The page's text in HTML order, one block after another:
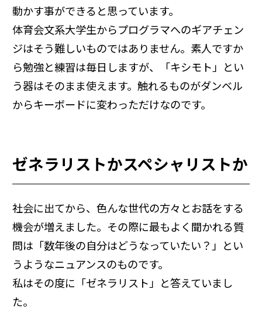
動かす事ができると思っています。
体育会文系大学生からプログラマへのギアチェン
ジはそう難しいものではありません。素人ですか
ら勉強と練習は毎日しますが、「キシモト」とい
う器はそのまま使えます。触れるものがダンベル
からキーボードに変わっただけなのです。
ゼネラリストかスペシャリストか
社会に出てから、色んな世代の方々とお話をする
機会が増えました。その際に最もよく聞かれる質
問は「数年後の自分はどうなっていたい？」とい
うようなニュアンスのものです。
私はその度に「ゼネラリスト」と答えていまし
た。